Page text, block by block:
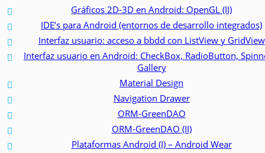
Gráficos 2D-3D en Android: OpenGL (II)
IDE’s para Android (entornos de desarrollo integrados)
Interfaz usuario: acceso a bbdd con ListView y GridView
Interfaz usuario en Android: CheckBox, RadioButton,
Gallery
Material Design
Navigation Drawer
ORM-GreenDAO
ORM-GreenDAO (II)
Plataformas Android (I) – Android Wear